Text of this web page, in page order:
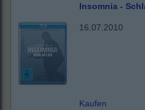
Insomnia -
16.07.2010
Kaufen